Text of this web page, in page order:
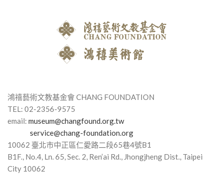
鴻禧藝術文教基金會 CHANG FOUNDATION
TEL: 02-2356-9575
email: museum@changfound.org.tw
service@chang-foundation.org
10062 臺北市中正區仁愛路⼆段65巷4號B1
B1F., No.4, Ln. 65, Sec. 2, Ren’ai Rd., Jhongjheng Dist., Taipei
City 10062